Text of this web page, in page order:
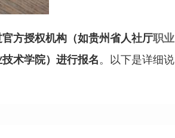
方授权机构（如贵州省人社厅职业
术学院）进行报名。以下是详细说